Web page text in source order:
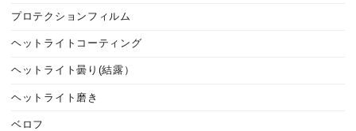
プロテクションフィルム
ヘットライトコーティング
ヘットライト曇り(結露）
ヘットライト磨き
ベロフ